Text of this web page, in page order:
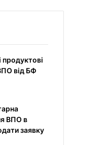
продуктові
від БФ
ВПО в
заявку